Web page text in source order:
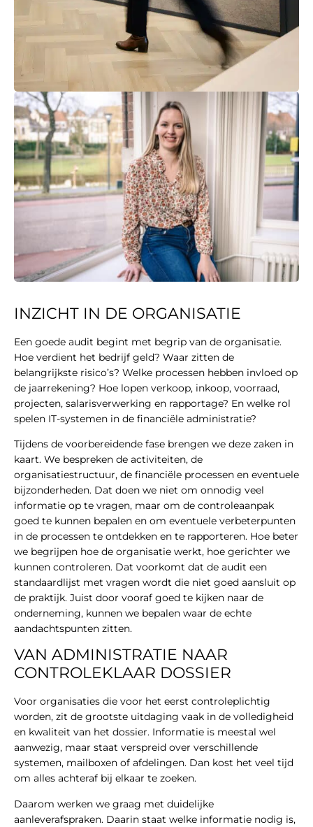
INZICHT IN DE ORGANISATIE
Een goede audit begint met begrip van de organisatie.
Hoe verdient het bedrijf geld? Waar zitten de
belangrijkste risico’s? Welke processen hebben invloed op
de jaarrekening? Hoe lopen verkoop, inkoop, voorraad,
projecten, salarisverwerking en rapportage? En welke rol
spelen IT-systemen in de financiële administratie?
Tijdens de voorbereidende fase brengen we deze zaken in
kaart. We bespreken de activiteiten, de
organisatiestructuur, de financiële processen en eventuele
bijzonderheden. Dat doen we niet om onnodig veel
informatie op te vragen, maar om de controleaanpak
goed te kunnen bepalen en om eventuele verbeterpunten
in de processen te ontdekken en te rapporteren. Hoe beter
we begrijpen hoe de organisatie werkt, hoe gerichter we
kunnen controleren. Dat voorkomt dat de audit een
standaardlijst met vragen wordt die niet goed aansluit op
de praktijk. Juist door vooraf goed te kijken naar de
onderneming, kunnen we bepalen waar de echte
aandachtspunten zitten.
VAN ADMINISTRATIE NAAR
CONTROLEKLAAR DOSSIER
Voor organisaties die voor het eerst controleplichtig
worden, zit de grootste uitdaging vaak in de volledigheid
en kwaliteit van het dossier. Informatie is meestal wel
aanwezig, maar staat verspreid over verschillende
systemen, mailboxen of afdelingen. Dan kost het veel tijd
om alles achteraf bij elkaar te zoeken.
Daarom werken we graag met duidelijke
aanleverafspraken. Daarin staat welke informatie nodig is,